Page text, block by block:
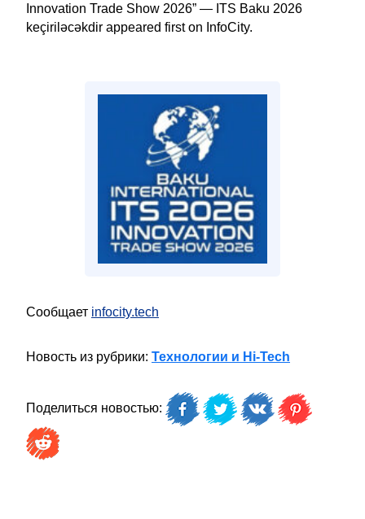
Innovation Trade Show 2026” — ITS Baku 2026
keçiriləcəkdir appeared first on InfoCity.
Сообщает infocity.tech
Новость из рубрики: Технологии и Hi-Tech
Поделиться новостью: